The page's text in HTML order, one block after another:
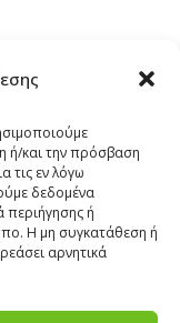
ή/και την πρόσβαση
τις εν λόγω
δεδομένα
ή
Η μη συγκατάθεση ή
αρνητικά